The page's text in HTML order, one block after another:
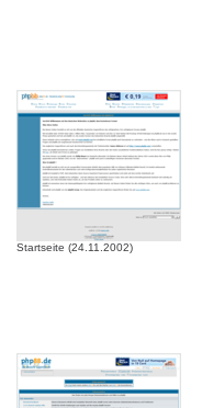
Startseite (24.11.2002)